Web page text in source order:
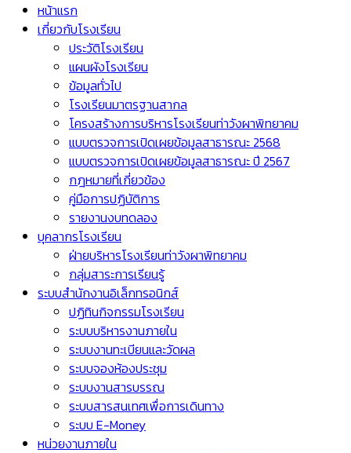
หน้าแรก
เกี่ยวกับโรงเรียน
ประวัติโรงเรียน
แผนผังโรงเรียน
ข้อมูลทั่วไป
โรงเรียนมาตรฐานสากล
โครงสร้างการบริหารโรงเรียนท่าวังผาพิทยาคม
แบบตรวจการเปิดเผยข้อมูลสาธารณะ 2568
แบบตรวจการเปิดเผยข้อมูลสาธารณะ ปี 2567
กฎหมายที่เกี่ยวข้อง
คู่มือการปฏิบัติการ
รายงานงบทดลอง
บุคลากรโรงเรียน
ฝ่ายบริหารโรงเรียนท่าวังผาพิทยาคม
กลุ่มสาระการเรียนรู้
ระบบสำนักงานอิเล็กทรอนิกส์
ปฏิทินกิจกรรมโรงเรียน
ระบบบริหารงานภายใน
ระบบงานทะเบียนและวัดผล
ระบบจองห้องประชุม
ระบบงานสารบรรณ
ระบบสารสนเทศเพื่อการเดินทาง
ระบบ E-Money
หน่วยงานภายใน